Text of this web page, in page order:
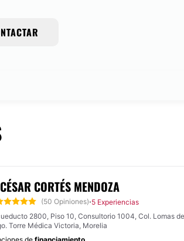
CORTÉS MENDOZA
(50 Opiniones)·5 Experiencias
2800, Piso 10, Consultorio 1004, Col. Lomas de
Torre Médica Victoria, Morelia